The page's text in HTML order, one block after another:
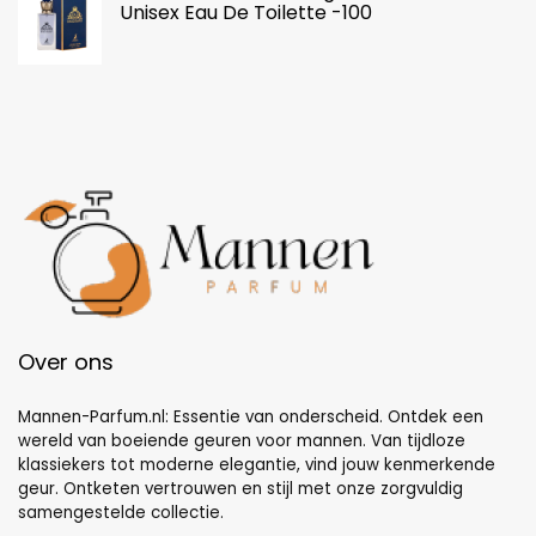
Unisex Eau De Toilette -100
Over ons
Mannen-Parfum.nl: Essentie van onderscheid. Ontdek een
wereld van boeiende geuren voor mannen. Van tijdloze
klassiekers tot moderne elegantie, vind jouw kenmerkende
geur. Ontketen vertrouwen en stijl met onze zorgvuldig
samengestelde collectie.